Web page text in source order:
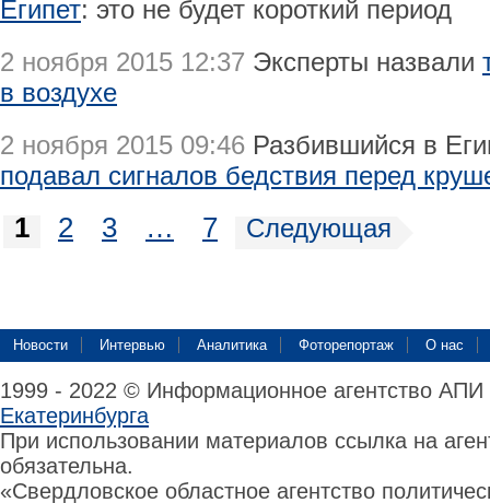
Египет: это не будет короткий период
2 ноября 2015 12:37 Эксперты назвали
в воздухе
2 ноября 2015 09:46 Разбившийся в
подавал сигналов бедствия перед
1 2 3 … 7 Следующая
Новости Интервью Аналитика Фоторепортаж О нас
1999 - 2022 © Информационное агентство
Екатеринбурга
При использовании материалов ссылка на
обязательна.
«Свердловское областное агентство